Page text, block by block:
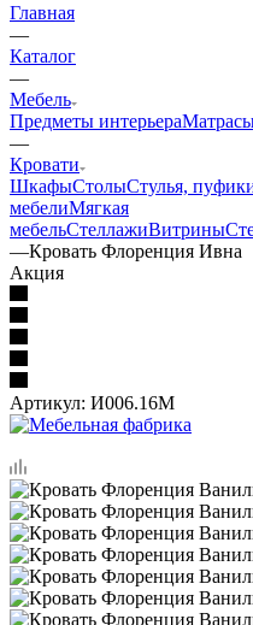
Главная
—
Каталог
—
Мебель
Предметы интерьера
—
Кровати
ШкафыСтолыСтулья,
мебелиМягкая
мебельСтеллажиВитрины
—Кровать Флоренция Ивна
Акция
Артикул: И006.16М